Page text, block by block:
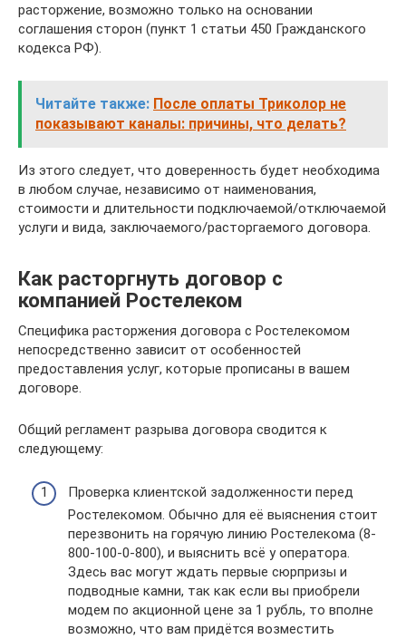
расторжение, возможно только на основании
соглашения сторон (пункт 1 статьи 450 Гражданского
кодекса РФ).
Читайте также: После оплаты Триколор не
показывают каналы: причины, что делать?
Из этого следует, что доверенность будет необходима
в любом случае, независимо от наименования,
стоимости и длительности подключаемой/отключаемой
услуги и вида, заключаемого/расторгаемого договора.
Как расторгнуть договор с
компанией Ростелеком
Специфика расторжения договора с Ростелекомом
непосредственно зависит от особенностей
предоставления услуг, которые прописаны в вашем
договоре.
Общий регламент разрыва договора сводится к
следующему:
Проверка клиентской задолженности перед
Ростелекомом. Обычно для её выяснения стоит
перезвонить на горячую линию Ростелекома (8-
800-100-0-800), и выяснить всё у оператора.
Здесь вас могут ждать первые сюрпризы и
подводные камни, так как если вы приобрели
модем по акционной цене за 1 рубль, то вполне
возможно, что вам придётся возместить